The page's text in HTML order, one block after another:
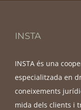
INSTA
INSTA és una
especialitzada en
coneixements
mida dels clients i